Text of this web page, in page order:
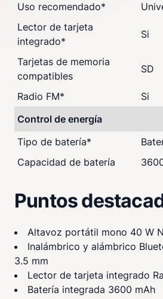
Uso recomendado*
Lector de tarjeta
integrado*
Si
Tarjetas de memoria
compatibles
SD
Radio FM*
Si
Control de energía
Tipo de batería*
Capacidad de batería
Puntos
Altavoz portátil mono 40 W
Inalámbrico y alámbrico
3.5 mm
Lector de tarjeta integrado
Batería integrada 3600 mAh